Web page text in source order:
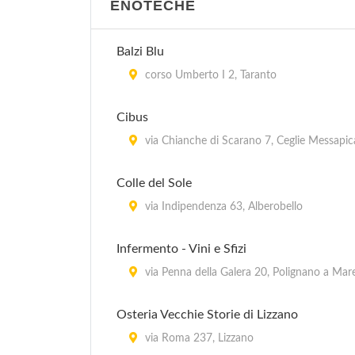
ENOTECHE
Balzi Blu
corso Umberto I 2, Taranto
Cibus
via Chianche di Scarano 7, Ceglie
Colle del Sole
via Indipendenza 63, Alberobello
Infermento - Vini e Sfizi
via Penna della Galera 20, Polignano a
Osteria Vecchie Storie di Lizzano
via Roma 237, Lizzano